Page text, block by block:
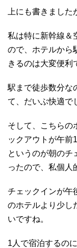
上にも書きまし
私は特に新幹線＆
ので、ホテルから
きるのは大変便利
駅まで徒歩数分な
て、だいぶ快適で
そして、こちらの
ックアウトが午前
というのが朝のチ
ったので、私個人
チェックインが午
のホテルより少し
いですね。
1人で宿泊するの